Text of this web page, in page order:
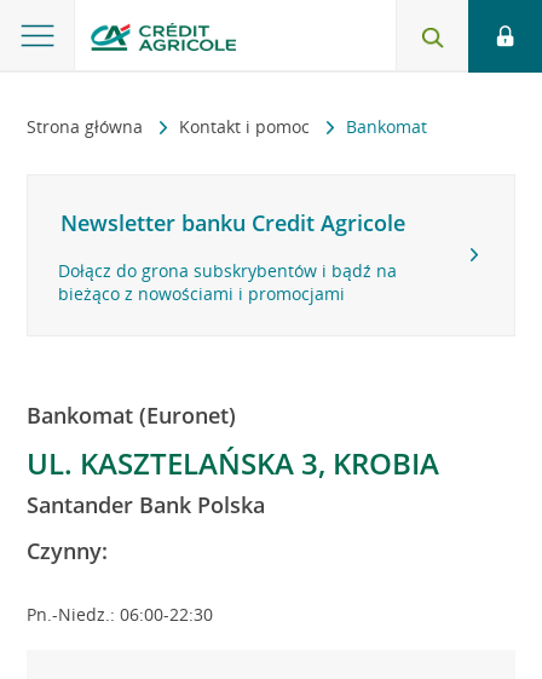
Strona główna Kontakt i pomoc Bankomat
Newsletter banku Credit Agricole
Dołącz do grona subskrybentów i bądź na
bieżąco z nowościami i promocjami
Bankomat (Euronet)
UL. KASZTELAŃSKA 3, KROBIA
Santander Bank Polska
Czynny:
Pn.-Niedz.: 06:00-22:30